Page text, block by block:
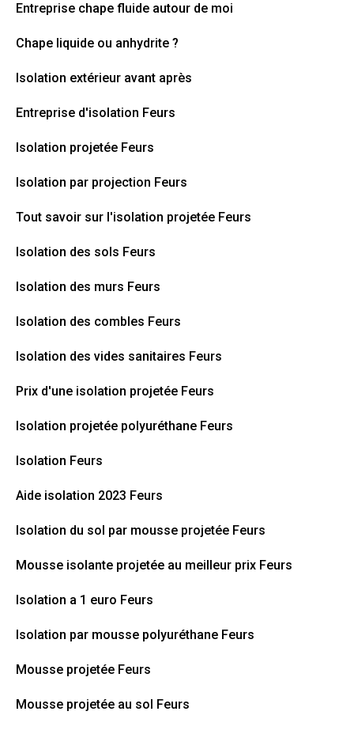
Entreprise chape fluide autour de moi
Chape liquide ou anhydrite ?
Isolation extérieur avant après
Entreprise d'isolation Feurs
Isolation projetée Feurs
Isolation par projection Feurs
Tout savoir sur l'isolation projetée Feurs
Isolation des sols Feurs
Isolation des murs Feurs
Isolation des combles Feurs
Isolation des vides sanitaires Feurs
Prix d'une isolation projetée Feurs
Isolation projetée polyuréthane Feurs
Isolation Feurs
Aide isolation 2023 Feurs
Isolation du sol par mousse projetée Feurs
Mousse isolante projetée au meilleur prix Feurs
Isolation a 1 euro Feurs
Isolation par mousse polyuréthane Feurs
Mousse projetée Feurs
Mousse projetée au sol Feurs